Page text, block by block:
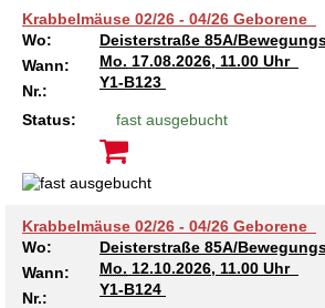
Kindertagesstätte
Krabbelmäuse 02/26 - 04/26 Geborene
Wo:
Deisterstraße 85A/
Wann:
Mo. 17.08.2026, 11.00 Uhr
Nr.:
Y1-B123
Status: fast ausgebucht
Krabbelmäuse 02/26 - 04/26 Geborene
Wo:
Deisterstraße 85A/
Wann:
Mo. 12.10.2026, 11.00 Uhr
Nr.:
Y1-B124